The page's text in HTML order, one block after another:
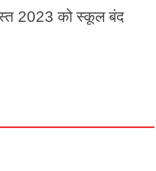
2023 को स्कूल बंद